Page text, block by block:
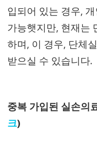
입되어 있는 경우,
가능햇지만, 현재는
하며, 이 경우, 단체
받으실 수 있습니다.
중복 가입된 실손의
크)